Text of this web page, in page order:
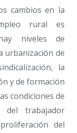
cambios en la
rural es
niveles de
urbanización de
la
y de formación
condiciones de
del trabajador
del